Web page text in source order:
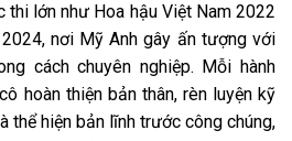
thi lớn như Hoa hậu Việt Nam 2022
nơi Mỹ Anh gây ấn tượng với
cách chuyên nghiệp. Mỗi hành
hoàn thiện bản thân, rèn luyện kỹ
thể hiện bản lĩnh trước công chúng,